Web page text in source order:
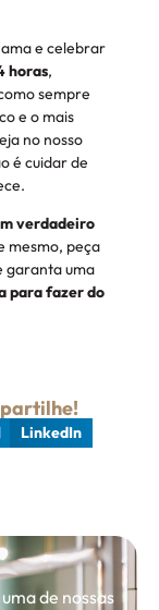
e celebrar
horas,
sempre
e o mais
no nosso
é cuidar de
verdadeiro
mesmo, peça
garanta uma
para fazer do
LinkedIn
de nossas